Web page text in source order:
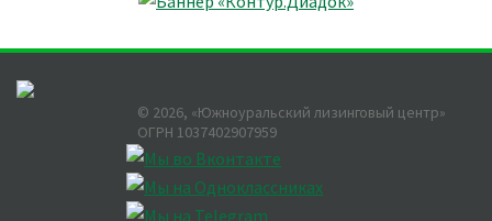
© 2026, «Южноуральский лизинговый центр»
ОГРН 1037402907959